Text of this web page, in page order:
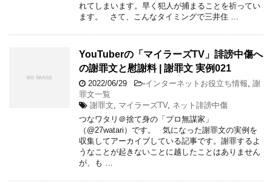
れてしまいます。早く犯人が捕まることを祈ってい
ます。 さて、こんなタイミングで三井住 …
YouTuberの「マイラーズTV」誹謗中傷へ
の謝罪文と慰謝料 | 謝罪文 実例021
2022/06/29 -インターネットお役立ち情報 謝
罪文一覧
謝罪文
マイラーズTV, ネット誹謗中傷
つなワタリ＠捨て身の「プロ無謀家」
（@27watari）です。 気になった謝罪文の実例を
収集してアーカイブしている記事です。謝罪するよ
うなことが起きないことに越したことはありません
が、も …